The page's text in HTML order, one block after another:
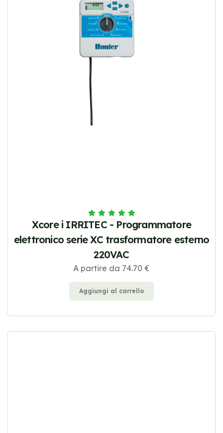
Xcore i IRRITEC - Programmatore
elettronico serie XC trasformatore esterno
220VAC
A partire da 74.70 €
Aggiungi al carrello